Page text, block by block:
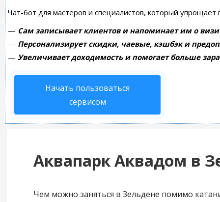
Чат-бот для мастеров и специалистов, который упрощает
— Сам записывает клиентов и напоминает им о
— Персонализирует скидки, чаевые, кэшбэк и
— Увеличивает доходимость и помогает больше
Начать пользоваться
сервисом
Аквапарк Аквадом в
Чем можно заняться в Зельдене помимо